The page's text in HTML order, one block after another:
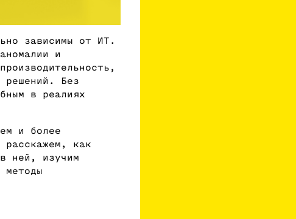
зависимы от ИТ.
и
решений. Без
в реалиях
и более
расскажем, как
ней, изучим
методы